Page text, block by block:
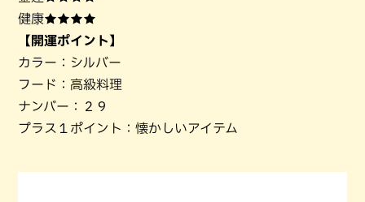
健康★★★★
【開運ポイント】
カラー：シルバー
フード：高級料理
ナンバー：２９
プラス１ポイント：懐かしいアイテム